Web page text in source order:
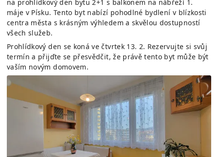
na prohlídkový den bytu 2+1 s balkonem na nábřeží 1.
máje v Písku. Tento byt nabízí pohodlné bydlení v blízkosti
centra města s krásným výhledem a skvělou dostupností
všech služeb.
Prohlídkový den se koná ve čtvrtek 13. 2. Rezervujte si svůj
termín a přijďte se přesvědčit, že právě tento byt může být
vaším novým domovem.